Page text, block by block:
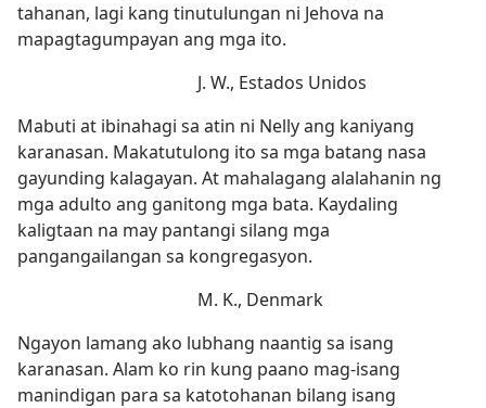
tahanan, lagi kang tinutulungan ni Jehova na
mapagtagumpayan ang mga ito.
J. W., Estados Unidos
Mabuti at ibinahagi sa atin ni Nelly ang kaniyang
karanasan. Makatutulong ito sa mga batang nasa
gayunding kalagayan. At mahalagang alalahanin ng
mga adulto ang ganitong mga bata. Kaydaling
kaligtaan na may pantangi silang mga
pangangailangan sa kongregasyon.
M. K., Denmark
Ngayon lamang ako lubhang naantig sa isang
karanasan. Alam ko rin kung paano mag-isang
manindigan para sa katotohanan bilang isang